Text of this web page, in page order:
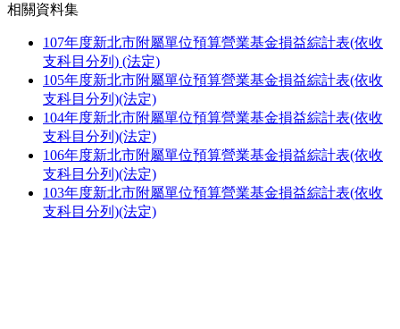
相關資料集
107年度新北市附屬單位預算營業基金損益綜計表(依收
支科目分列) (法定)
105年度新北市附屬單位預算營業基金損益綜計表(依收
支科目分列)(法定)
104年度新北市附屬單位預算營業基金損益綜計表(依收
支科目分列)(法定)
106年度新北市附屬單位預算營業基金損益綜計表(依收
支科目分列)(法定)
103年度新北市附屬單位預算營業基金損益綜計表(依收
支科目分列)(法定)